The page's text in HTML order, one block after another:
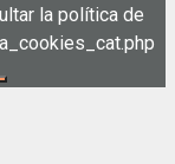
la política de